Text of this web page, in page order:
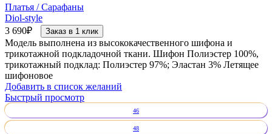
Платья / Сарафаны
Diol-style
3 690₽ Заказ в 1 клик
Модель выполнена из высококачественного шифона и
трикотажной подкладочной ткани. Шифон Полиэстер 100%,
трикотажный подклад: Полиэстер 97%; Эластан 3% Летящее
шифоновое
Добавить в список желаний
Быстрый просмотр
46
48